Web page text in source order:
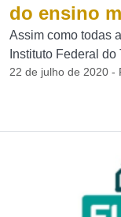
do ensino
Assim como todas
Instituto Federal do
22 de julho de 2020 -